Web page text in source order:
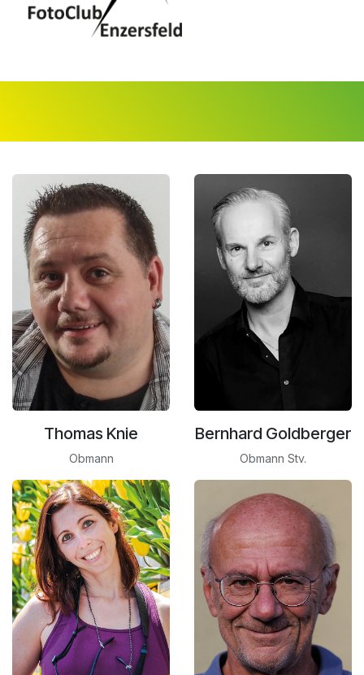
Thomas Knie
Obmann
Bernhard Goldberger
Obmann Stv.